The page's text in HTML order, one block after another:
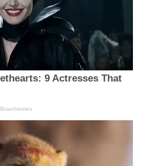
9 Actresses That
Brainberries